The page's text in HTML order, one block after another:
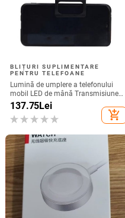
BLIȚURI SUPLIMENTARE
PENTRU TELEFOANE
Lumină de umplere a telefonului
mobil LED de mână Transmisiune
în direct Lumină pentru selfie
Lumină de umplere a computerului
Lumină de umplere a telefonului
137.75Lei
add_shopping_cart